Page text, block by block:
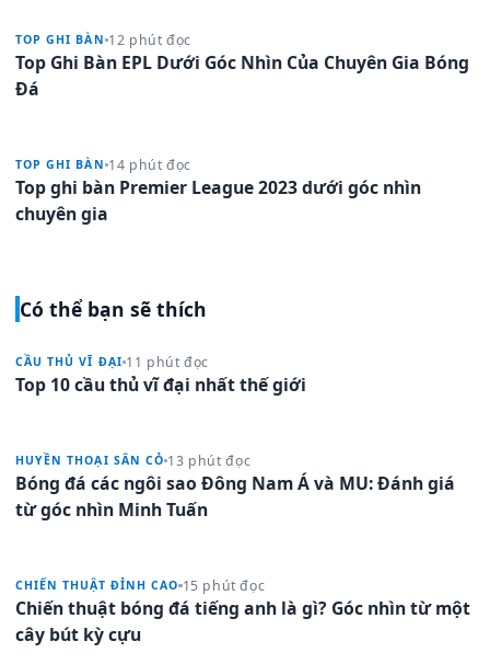
TOP GHI BÀN 12 phút đọc
Top Ghi Bàn EPL Dưới Góc Nhìn Của Chuyên Gia Bóng
Đá
TOP GHI BÀN 14 phút đọc
Top ghi bàn Premier League 2023 dưới góc nhìn
chuyên gia
Có thể bạn sẽ thích
CẦU THỦ VĨ ĐẠI 11 phút đọc
Top 10 cầu thủ vĩ đại nhất thế giới
HUYỀN THOẠI SÂN CỎ 13 phút đọc
Bóng đá các ngôi sao Đông Nam Á và MU: Đánh giá
từ góc nhìn Minh Tuấn
CHIẾN THUẬT ĐỈNH CAO 15 phút đọc
Chiến thuật bóng đá tiếng anh là gì? Góc nhìn từ một
cây bút kỳ cựu